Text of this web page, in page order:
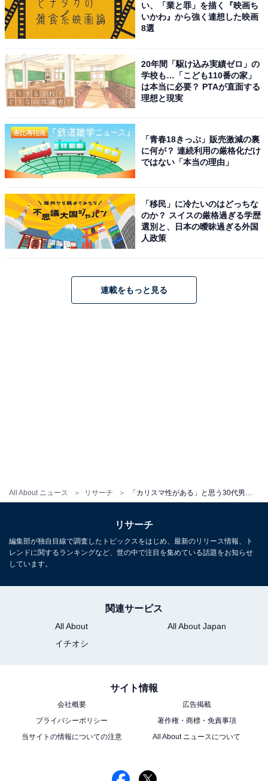
All About ニュース リサーチ
り、「日本アカデミー賞」「エランドール賞」なども受
賞し業界からも高い評価を得ています。
回答者のコメントを見ると「どのドラマもはまってしま
うからです」（50代女性／大阪府）、「ずっと第一線で
大活躍していて、カリスマ的存在になれそう」（40代女
性／神奈川県）、「俺様キャラもハマっていた」（20代
女性／神奈川県）といった声がありました。
※回答者のコメントは原文ママです
こちらもおすすめ
い、「業と罪」を描く『映画ち
いかわ』から強く連想した映画
8選
20年間「駆け込み実績ゼロ」の
学校も…「こども110番の家」
は本当に必要？ PTAが直面する
理想と現実
「青春18きっぷ」販売激減の裏
に何が？ 連続利用の厳格化だけ
ではない「本当の理由」
「移民」に冷たいのはどっちな
のか？ スイスの厳格過ぎる学歴
選別と、日本の曖昧過ぎる外国
人政策
連載をもっと見る
リサーチ
編集部が独自目線で調査したトピックスをはじめ、最新のリリース情報、ト
レンドに関するランキングなど、世の中で注目を集めている話題をお知らせ
しています。
関連サービス
All About
All About Japan
イチオシ
サイト情報
会社概要
広告掲載
プライバシーポリシー
著作権・商標・免責事項
当サイトの情報についての注意
All About ニュースについて